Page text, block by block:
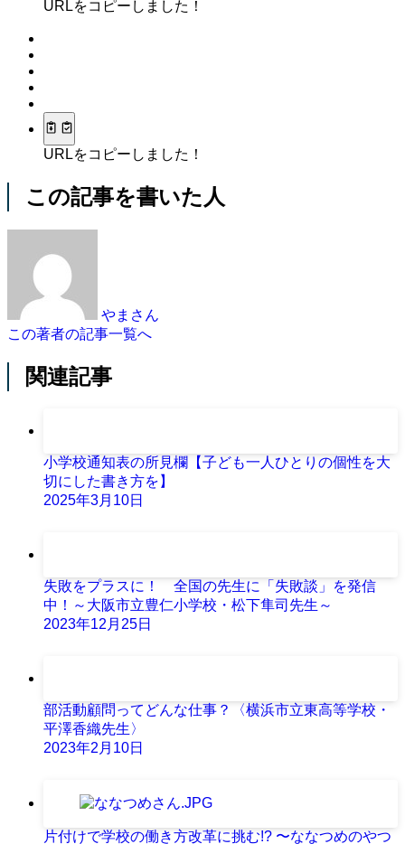
URLをコピーしました！
URLをコピーしました！
この記事を書いた人
やまさん
この著者の記事一覧へ
関連記事
小学校通知表の所見欄【子ども一人ひとりの個性を大
切にした書き方を】
2025年3月10日
失敗をプラスに！ 全国の先生に「失敗談」を発信
中！～大阪市立豊仁小学校・松下隼司先生～
2023年12月25日
部活動顧問ってどんな仕事？〈横浜市立東高等学校・
平澤香織先生〉
2023年2月10日
片付けで学校の働き方改革に挑む!? 〜ななつめのやつ